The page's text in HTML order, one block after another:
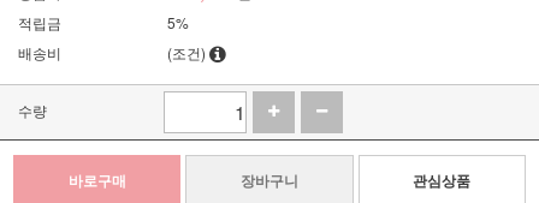
적립금
5%
배송비
(조건)
수량
바로구매 장바구니 관심상품